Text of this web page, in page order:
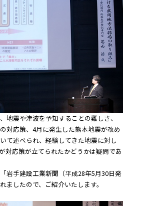
地震や津波を予知することの難しさ、
対応策、4月に発生した熊本地震が改め
て述べられ、経験してきた地震に対し
対応策が立てられたかどうかは疑問であ
岩手建設工業新聞（平成28年5月30日発
ましたので、ご紹介いたします。